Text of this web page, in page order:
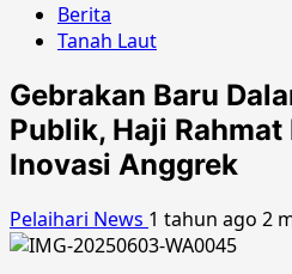
Berita
Tanah Laut
Gebrakan Baru
Publik, Haji
Inovasi Anggrek
Pelaihari News 1 tahun ago 2